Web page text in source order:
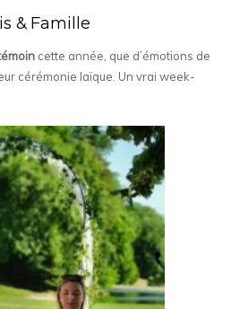
& Famille
cette année, que d’émotions de
cérémonie laïque. Un vrai week-